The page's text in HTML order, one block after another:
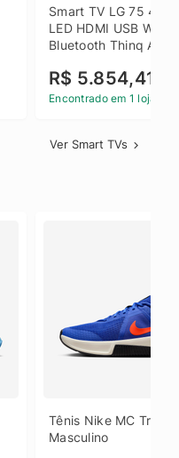
Smart TV LG 75 4K
LED HDMI USB Wi-Fi
Bluetooth Thinq AI -
R$ 5.854,41
Encontrado em 1 loja
Ver Smart TVs
Tênis Nike MC
Masculino